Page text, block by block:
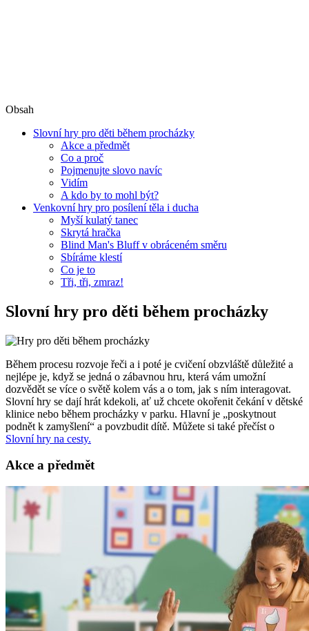
Obsah
Slovní hry pro děti během procházky
Akce a předmět
Co a proč
Pojmenujte slovo navíc
Vidím
A kdo by to mohl být?
Venkovní hry pro posílení těla i ducha
Myší kulatý tanec
Skrytá hračka
Blind Man's Bluff v obráceném směru
Sbíráme klestí
Co je to
Tři, tři, zmraz!
Slovní hry pro děti během procházky
Během procesu rozvoje řeči a i poté je cvičení obzvláště důležité a
nejlépe je, když se jedná o zábavnou hru, která vám umožní
dozvědět se více o světě kolem vás a o tom, jak s ním interagovat.
Slovní hry se dají hrát kdekoli, ať už chcete okořenit čekání v dětské
klinice nebo během procházky v parku. Hlavní je „poskytnout
podnět k zamyšlení“ a povzbudit dítě. Můžete si také přečíst o
Slovní hry na cesty.
Akce a předmět